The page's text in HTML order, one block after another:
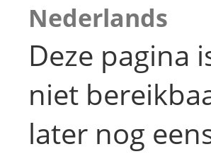
Nederlands
Deze pagina
niet
later nog